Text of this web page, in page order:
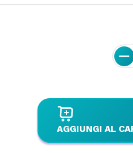
AGGIUNGI AL